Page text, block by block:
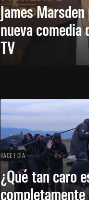
James
nueva
TV
HACE 1 DÍA
¿Qué tan caro